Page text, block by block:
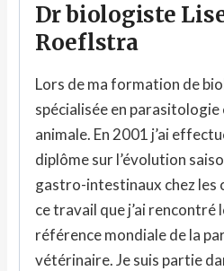
Dr biologiste
Roeflstra
Lors de ma formation de
spécialisée en
animale. En 2001 j’ai
diplôme sur l’évolution
gastro-intestinaux chez les
ce travail que j’ai
référence mondiale de la
vétérinaire. Je suis partie